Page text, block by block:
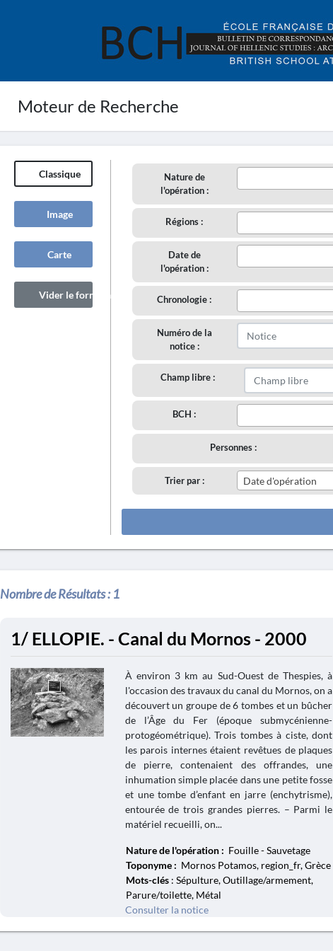
Moteur de Recherche
Classique
Image
Carte
Vider le formulaire
Nature de
l'opération :
Régions :
Date de
l'opération :
Chronologie :
Numéro de la
notice :
Champ libre :
BCH :
Personnes :
Trier par : Date d'opération
Nombre de Résultats :1
1/ ELLOPIE. - Canal du Mornos - 2000
À environ 3 km au Sud-Ouest de Thespies, à
l'occasion des travaux du canal du Mornos, on a
découvert un groupe de 6 tombes et un bûcher
de l’Âge du Fer (époque submycénienne-
protogéométrique). Trois tombes à ciste, dont
les parois internes étaient revêtues de plaques
de pierre, contenaient des offrandes, une
inhumation simple placée dans une petite fosse
et une tombe d’enfant en jarre (enchytrisme),
entourée de trois grandes pierres. – Parmi le
matériel recueilli, on...
Nature de l'opération : Fouille - Sauvetage
Toponyme : Mornos Potamos, region_fr, Grèce
Mots-clés: Sépulture, Outillage/armement,
Parure/toilette, Métal
Consulter la notice